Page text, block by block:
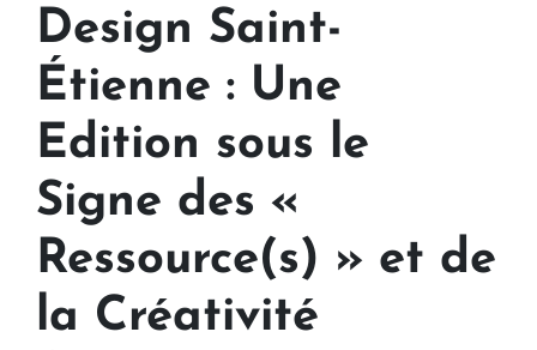
Design Saint-
Étienne : Une
Edition sous le
Signe des «
Ressource(s) » et de
la Créativité